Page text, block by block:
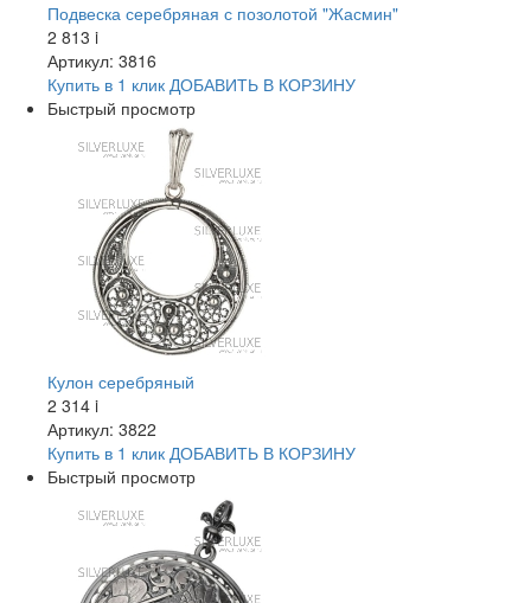
Подвеска серебряная с позолотой "Жасмин"
2 813 i
Артикул: 3816
Купить в 1 клик ДОБАВИТЬ В КОРЗИНУ
Быстрый просмотр
Кулон серебряный
2 314 i
Артикул: 3822
Купить в 1 клик ДОБАВИТЬ В КОРЗИНУ
Быстрый просмотр